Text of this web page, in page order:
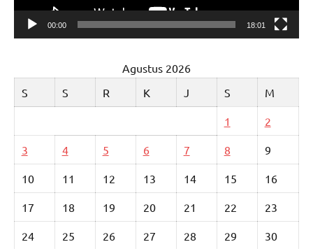
00:00 18:01
Agustus 2026
S
S R K J S M
1 2
3 4 5 6 7 8 9
10 11 12 13 14 15 16
17 18 19 20 21 22 23
24 25 26 27 28 29 30